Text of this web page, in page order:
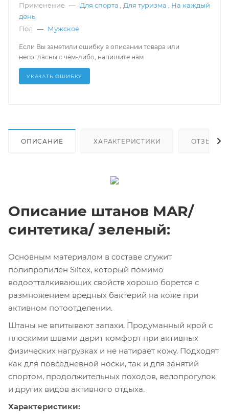
Применение — Для спорта Для туризма
На каждый
день
Пол — Мужское
Если Вы заметили ошибку в описании товара или
несогласны с чем-либо, напишите нам
УКАЗАТЬ ОШИБКУ
ОПИСАНИЕ ХАРАКТЕРИСТИКИ ОТЗЫВЫ
Описание штанов MAR/
синтетика/ зеленый:
Основным материалом в составе служит
полипропилен Siltex, который помимо
водоотталкивающих свойств хорошо борется с
размножением вредных бактерий на коже при
активном потоотделении.
Штаны не впитывают запахи. Продуманный крой с
плоскими швами дарит комфорт при активных
физических нагрузках и не натирает кожу. Подходят
как для повседневной носки, так и для занятий
спортом, продолжительных походов, велопрогулок
и других видов активного отдыха.
Характеристики: